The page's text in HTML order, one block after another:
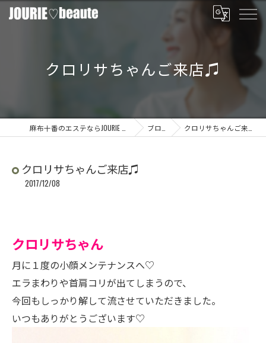
クロリサちゃんご来店♫
ブログ クロリサちゃんご来店♫
クロリサちゃんご来店♫
2017/12/08
クロリサちゃん
月に１度の小顔メンテナンスへ♡
エラまわりや首肩コリが出てしまうので、
今回もしっかり解して流させていただきました。
いつもありがとうございます♡